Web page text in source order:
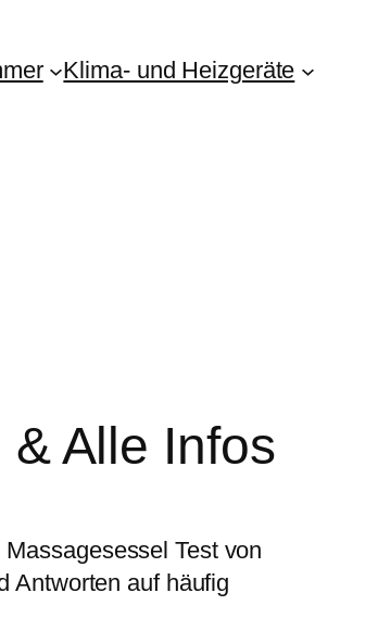
Klima- und Heizgeräte
Alle Infos
Test von
Antworten auf häufig